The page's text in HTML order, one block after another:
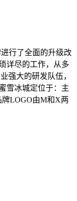
行了全面的升级改
详尽的工作，从多
强大的研发队伍，
雪冰城定位于：主
LOGO由M和X两